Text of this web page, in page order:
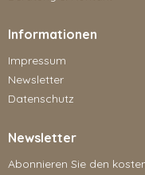
Informationen
Impressum
Newsletter
Datenschutz
Newsletter
Abonnieren Sie den